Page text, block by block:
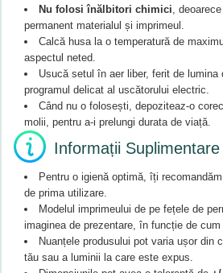
Nu folosi înălbitori chimici ,
permanent materialul și imprimeul.
Calcă husa la o temperatură de
aspectul neted.
Usucă setul în aer liber, ferit de
programul delicat al uscătorului electric.
Când nu o folosești, depoziteaz-o
molii, pentru a-i prelungi durata de viață.
Informații Suplimentare
Pentru o igienă optimă, îți
de prima utilizare.
Modelul imprimeului de pe fețele de
imaginea de prezentare, în funcție de cum
Nuanțele produsului pot varia ușor din
tău sau a luminii la care este expus.